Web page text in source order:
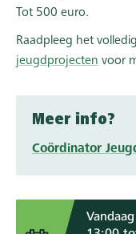
Tot 500 euro.
Raadpleeg het
jeugdprojecten voor
Meer info?
Coördinator